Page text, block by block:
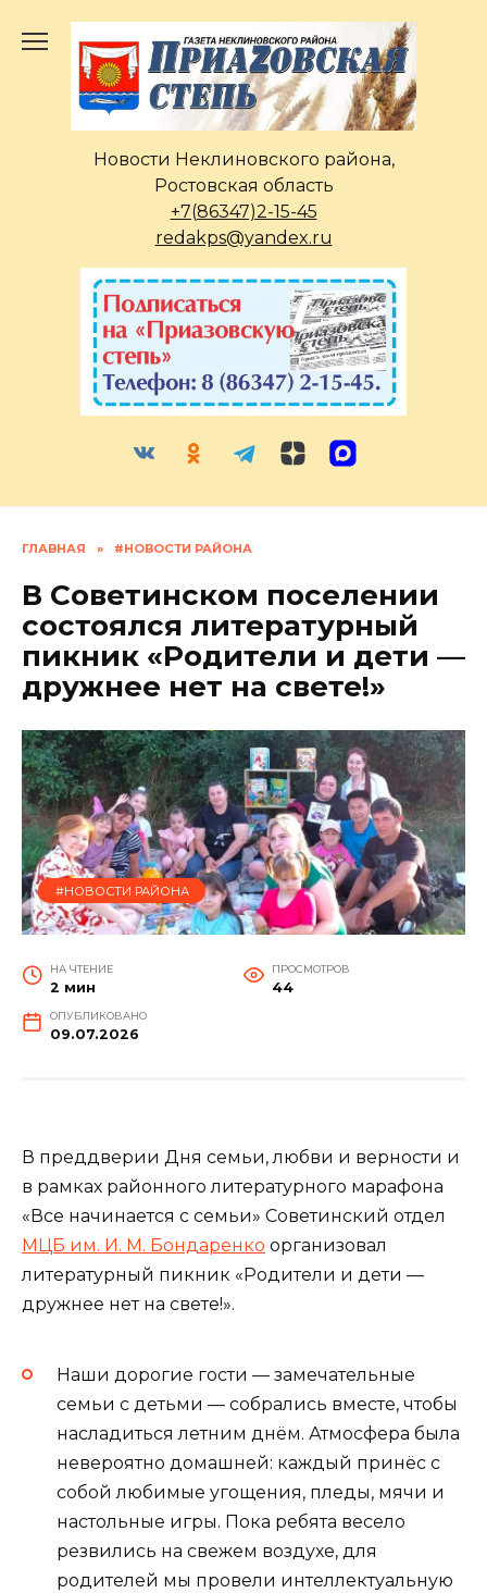
содержанию
Новости Неклиновского района,
Ростовская область
+7(86347)2-15-45
redakps@yandex.ru
ГЛАВНАЯ » #НОВОСТИ РАЙОНА
В Советинском поселении
состоялся литературный
пикник «Родители и дети —
дружнее нет на свете!»
#НОВОСТИ РАЙОНА
НА ЧТЕНИЕ
2 мин
ПРОСМОТРОВ
44
ОПУБЛИКОВАНО
09.07.2026
В преддверии Дня семьи, любви и верности и
в рамках районного литературного марафона
«Все начинается с семьи» Советинский отдел
МЦБ им. И. М. Бондаренко организовал
литературный пикник «Родители и дети —
дружнее нет на свете!».
Наши дорогие гости — замечательные
семьи с детьми — собрались вместе, чтобы
насладиться летним днём. Атмосфера была
невероятно домашней: каждый принёс с
собой любимые угощения, пледы, мячи и
настольные игры. Пока ребята весело
резвились на свежем воздухе, для
родителей мы провели интеллектуальную